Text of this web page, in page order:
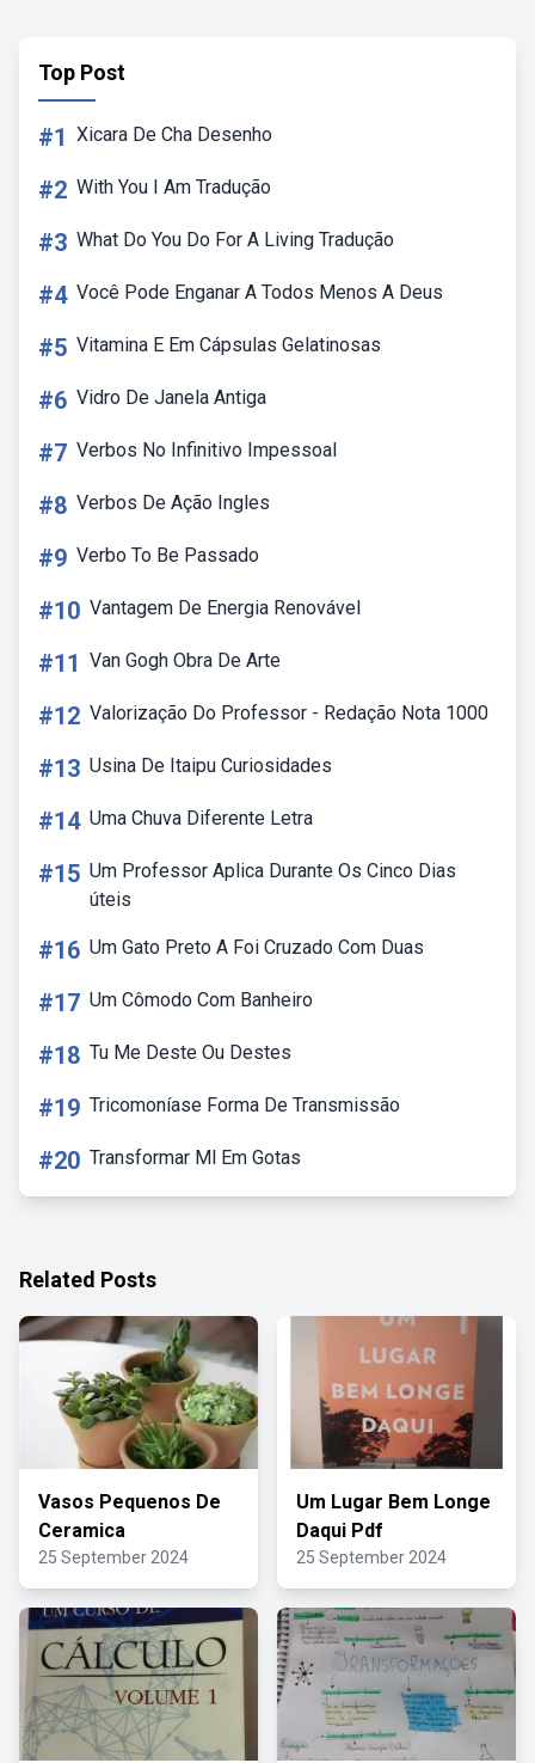
Top Post
#1 Xicara De Cha Desenho
#2 With You I Am Tradução
#3 What Do You Do For A Living Tradução
#4 Você Pode Enganar A Todos Menos A Deus
#5 Vitamina E Em Cápsulas Gelatinosas
#6 Vidro De Janela Antiga
#7 Verbos No Infinitivo Impessoal
#8 Verbos De Ação Ingles
#9 Verbo To Be Passado
#10 Vantagem De Energia Renovável
#11 Van Gogh Obra De Arte
#12 Valorização Do Professor - Redação Nota 1000
#13 Usina De Itaipu Curiosidades
#14 Uma Chuva Diferente Letra
#15 Um Professor Aplica Durante Os Cinco Dias
úteis
#16 Um Gato Preto A Foi Cruzado Com Duas
#17 Um Cômodo Com Banheiro
#18 Tu Me Deste Ou Destes
#19 Tricomoníase Forma De Transmissão
#20 Transformar Ml Em Gotas
Related Posts
Vasos Pequenos De
Ceramica
25 September 2024
Um Lugar Bem Longe
Daqui Pdf
25 September 2024